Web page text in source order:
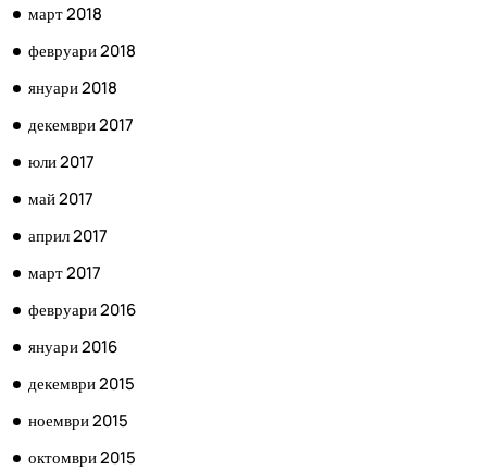
март 2018
февруари 2018
януари 2018
декември 2017
юли 2017
май 2017
април 2017
март 2017
февруари 2016
януари 2016
декември 2015
ноември 2015
октомври 2015